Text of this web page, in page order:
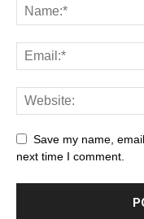
Save my name,
next time I comment.